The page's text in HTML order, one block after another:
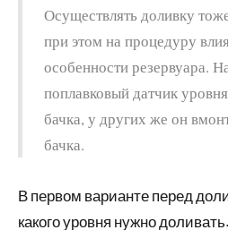
Осуществлять доливку
при этом на процедуру
особенности резервуара.
поплавковый датчик
бачка, у других же он
бачка.
В первом варианте перед
какого уровня нужно